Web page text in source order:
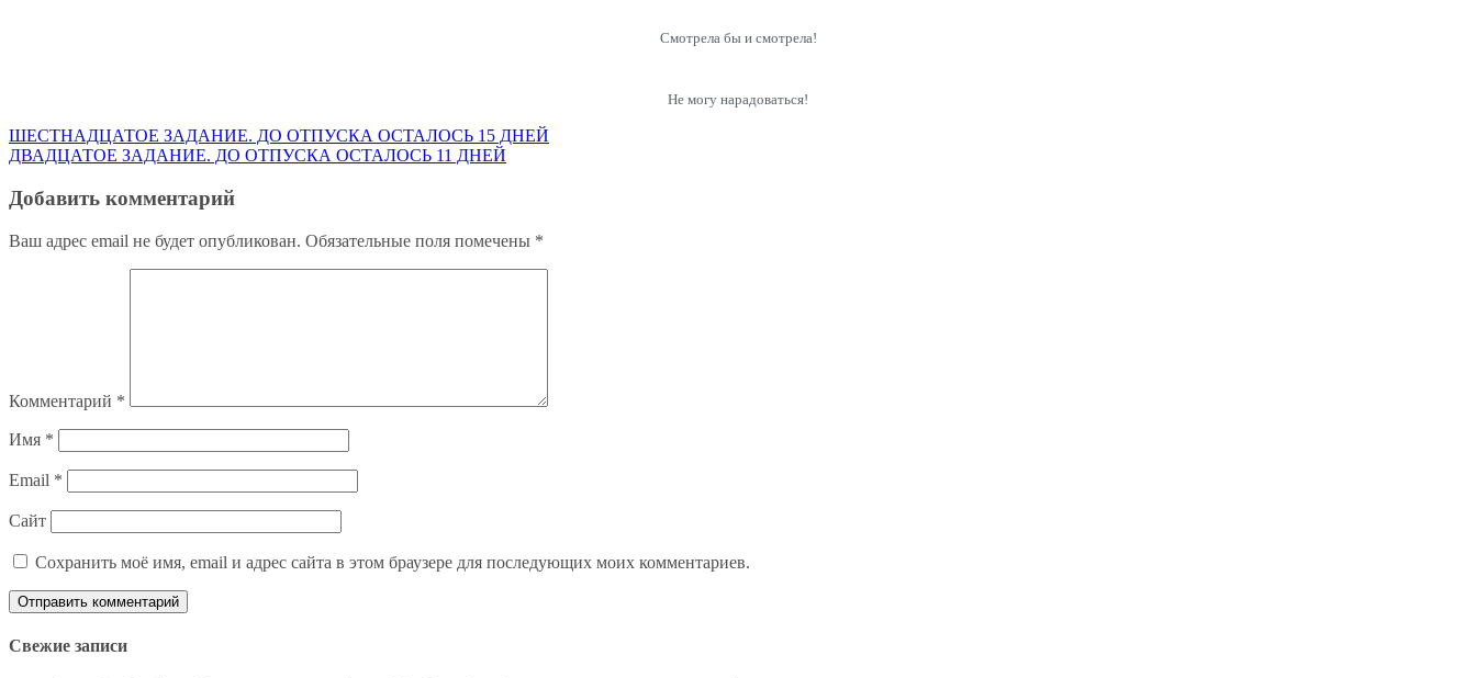
Смотрела бы и смотрела!
Не могу нарадоваться!
Навигация
по
записям
ШЕСТНАДЦАТОЕ ЗАДАНИЕ. ДО ОТПУСКА ОСТАЛОСЬ 15 ДНЕЙ
ДВАДЦАТОЕ ЗАДАНИЕ. ДО ОТПУСКА ОСТАЛОСЬ 11 ДНЕЙ
Добавить комментарий
Ваш адрес email не будет опубликован. Обязательные поля помечены *
Комментарий *
Имя *
Email *
Сайт
Сохранить моё имя, email и адрес сайта в этом браузере для последующих моих комментариев.
Свежие записи